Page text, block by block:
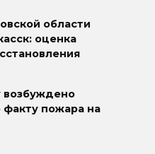
области
оценка
возбуждено
пожара на